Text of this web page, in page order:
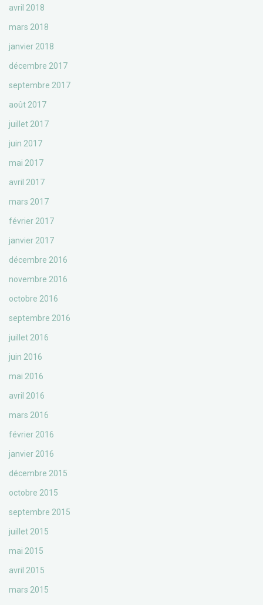
avril 2018
mars 2018
janvier 2018
décembre 2017
septembre 2017
août 2017
juillet 2017
juin 2017
mai 2017
avril 2017
mars 2017
février 2017
janvier 2017
décembre 2016
novembre 2016
octobre 2016
septembre 2016
juillet 2016
juin 2016
mai 2016
avril 2016
mars 2016
février 2016
janvier 2016
décembre 2015
octobre 2015
septembre 2015
juillet 2015
mai 2015
avril 2015
mars 2015